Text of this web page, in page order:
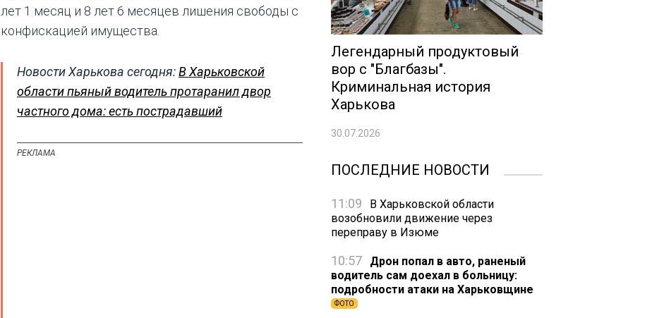
лет 1 месяц и 8 лет 6 месяцев лишения свободы с
конфискацией имущества.
Новости Харькова сегодня:В Харьковской
области пьяный водитель протаранил двор
частного дома: есть пострадавший
Легендарный продуктовый
вор с "Благбазы".
Криминальная история
Харькова
30.07.2026
ПОСЛЕДНИЕ НОВОСТИ
11:09
В Харьковской области
возобновили движение через
переправу в Изюме
10:57
Дрон попал в авто, раненый
водитель сам доехал в больницу:
подробности атаки на Харьковщине
ФОТО